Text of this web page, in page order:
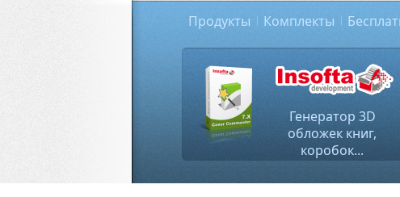
Продукты Комплекты
Генератор 3D
обложек книг,
коробок...